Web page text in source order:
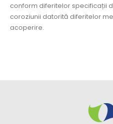
conform diferitelor specificații
coroziunii datorită diferitelor
acoperire.